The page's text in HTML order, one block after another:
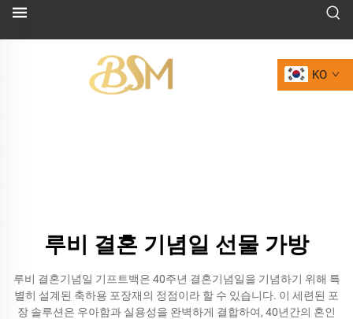
KO
루비 결혼 기념일 선물 가방
루비 결혼기념일 기프트백은 40주년 결혼기념일을 기념하기 위해 특
별히 설계된 축하용 포장재의 정점이라 할 수 있습니다. 이 세련된 포
장 솔루션은 우아함과 실용성을 완벽하게 결합하여, 40년간의 혼인